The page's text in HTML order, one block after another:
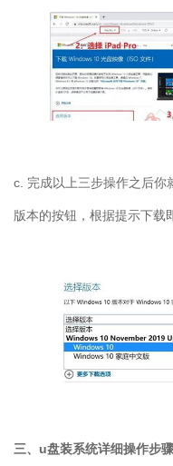
c. 完成以上三步操作之后你
版本的按钮，根据提示下载
三、u盘装系统详细操作步骤